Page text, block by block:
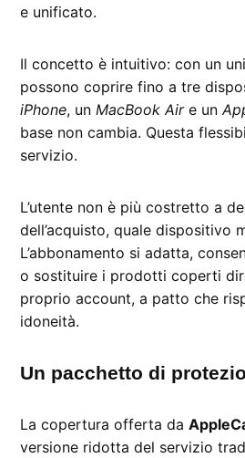
e unificato.
Il concetto è intuitivo: con un
possono coprire fino a tre
iPhone, un MacBook Aire un
base non cambia. Questa
servizio.
L’utente non è più costretto a
dell’acquisto, quale dispositivo
L’abbonamento si adatta,
o sostituire i prodotti coperti
proprio account, a patto che
idoneità.
Un pacchetto di
La copertura offerta da
versione ridotta del servizio